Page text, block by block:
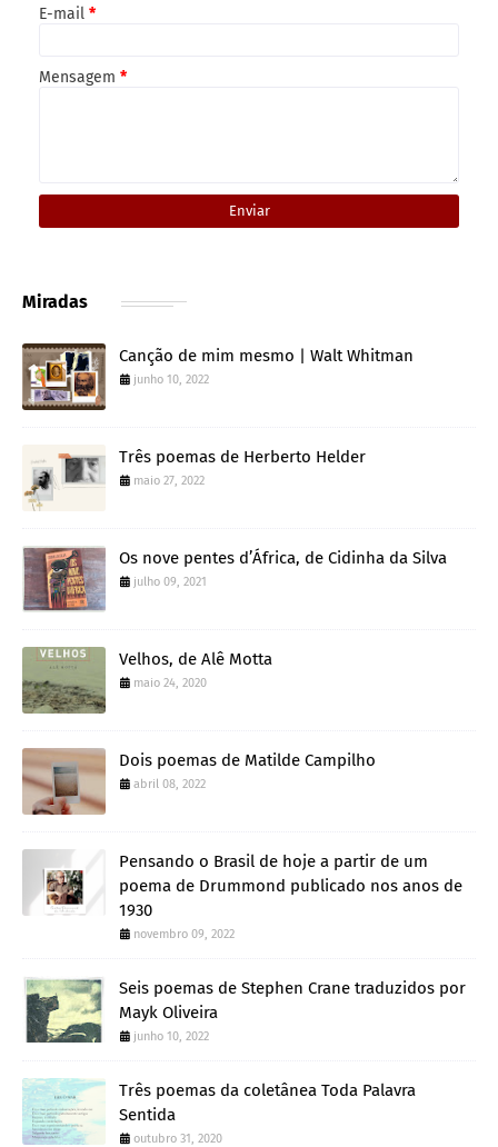
E-mail *
Mensagem *
Miradas
Canção de mim mesmo | Walt Whitman
junho 10, 2022
Três poemas de Herberto Helder
maio 27, 2022
Os nove pentes d’África, de Cidinha da Silva
julho 09, 2021
Velhos, de Alê Motta
maio 24, 2020
Dois poemas de Matilde Campilho
abril 08, 2022
Pensando o Brasil de hoje a partir de um
poema de Drummond publicado nos anos de
1930
novembro 09, 2022
Seis poemas de Stephen Crane traduzidos por
Mayk Oliveira
junho 10, 2022
Três poemas da coletânea Toda Palavra
Sentida
outubro 31, 2020